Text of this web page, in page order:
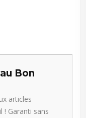
Bon
articles
! Garanti sans